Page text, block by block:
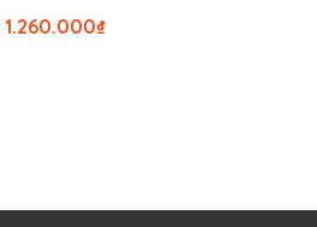
₫
1.260.000